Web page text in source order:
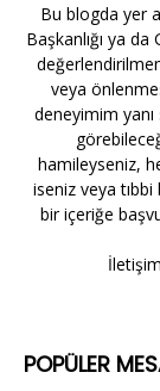
Bu blogda yer
Başkanlığı ya da
veya
deneyimim
hamileyseniz,
iseniz veya
bir içeriğe
POPÜLER